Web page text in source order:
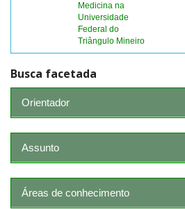
Medicina na
Universidade
Federal do
Triângulo Mineiro
Busca facetada
Orientador
Assunto
Áreas de conhecimento